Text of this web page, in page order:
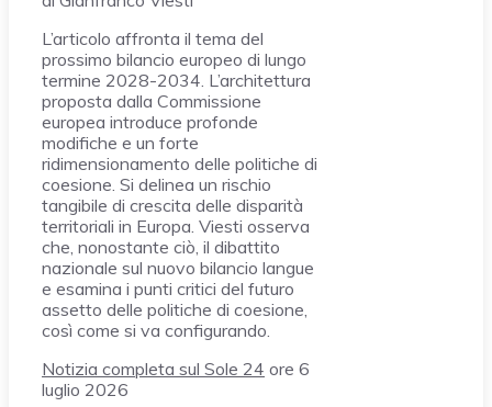
L’articolo affronta il tema del
prossimo bilancio europeo di lungo
termine 2028-2034. L’architettura
proposta dalla Commissione
europea introduce profonde
modifiche e un forte
ridimensionamento delle politiche di
coesione. Si delinea un rischio
tangibile di crescita delle disparità
territoriali in Europa. Viesti osserva
che, nonostante ciò, il dibattito
nazionale sul nuovo bilancio langue
e esamina i punti critici del futuro
assetto delle politiche di coesione,
così come si va configurando.
Notizia completa sul Sole 24 ore 6
luglio 2026